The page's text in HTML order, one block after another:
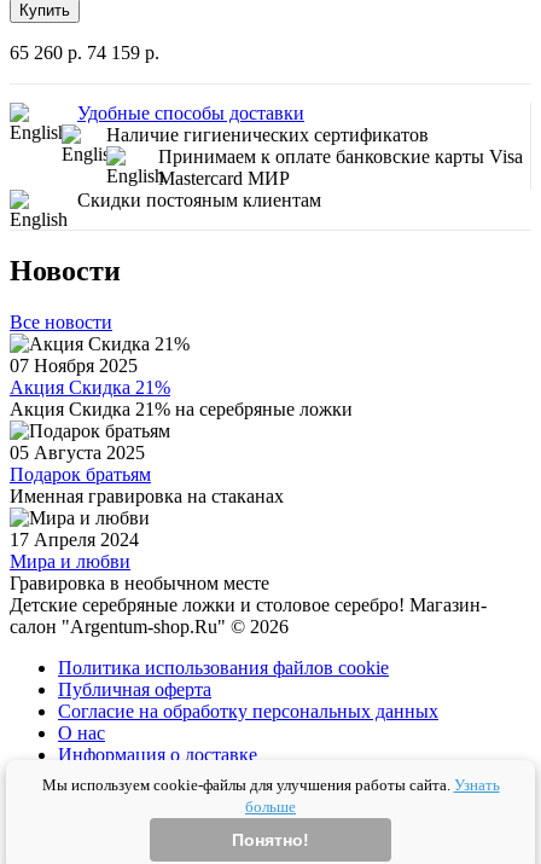
Купить
65 260 р. 74 159 р.
Удобные способы доставки
Наличие гигиенических сертификатов
Принимаем к оплате банковские карты Visa
Mastercard МИР
Скидки постояным клиентам
Новости
Все новости
07 Ноября 2025
Акция Скидка 21%
Акция Скидка 21% на серебряные ложки
05 Августа 2025
Подарок братьям
Именная гравировка на стаканах
17 Апреля 2024
Мира и любви
Гравировка в необычном месте
Детские серебряные ложки и столовое серебро! Магазин-
салон "Argentum-shop.Ru" © 2026
Политика использования файлов cookie
Публичная оферта
Согласие на обработку персональных данных
О нас
Информация о доставке
Политика конфиденциальности
Условия соглашения
Мы используем cookie-файлы для улучшения работы сайта. Узнать
больше
Понятно!